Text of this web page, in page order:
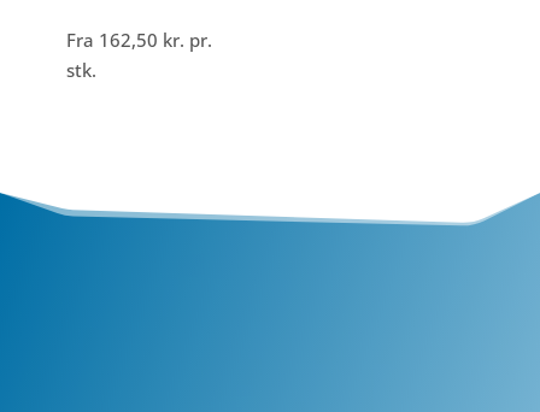
Fra 162,50 kr. pr.
stk.